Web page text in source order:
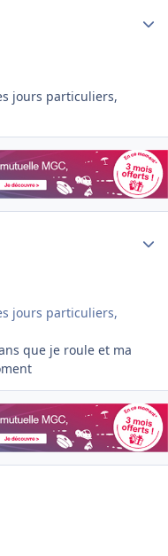
jours particuliers,
jours particuliers,
que je roule et ma